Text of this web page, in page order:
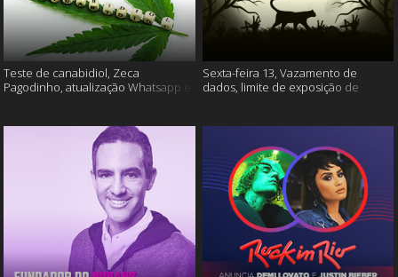
Teste de canabidiol, Zeca
Pagodinho, atualização Whatsapp e
Sexta-feira 13, Vazamento de
dados, limite de exposição de